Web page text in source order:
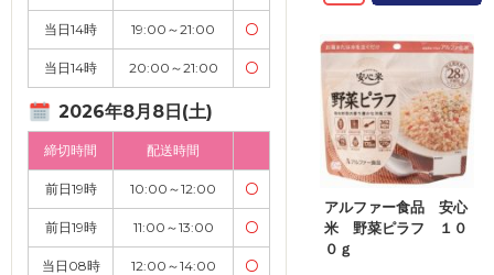
当日14時 19:00～21:00 〇
当日14時 20:00～21:00 〇
2026年8月8日(土)
締切時間 配送時間
前日19時 10:00～12:00 〇
前日19時 11:00～13:00 〇
当日08時 12:00～14:00 〇
アルファー食品 安心
米 野菜ピラフ １０
０ｇ